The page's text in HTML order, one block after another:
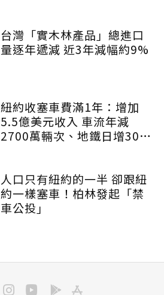
台灣「實木林產品」總進口
量逐年遞減 近3年減幅約9%
紐約收塞車費滿1年：增加
5.5億美元收入 車流年減
2700萬輛次、地鐵日增30萬
人口只有紐約的一半 卻跟紐
約一樣塞車！柏林發起「禁
車公投」